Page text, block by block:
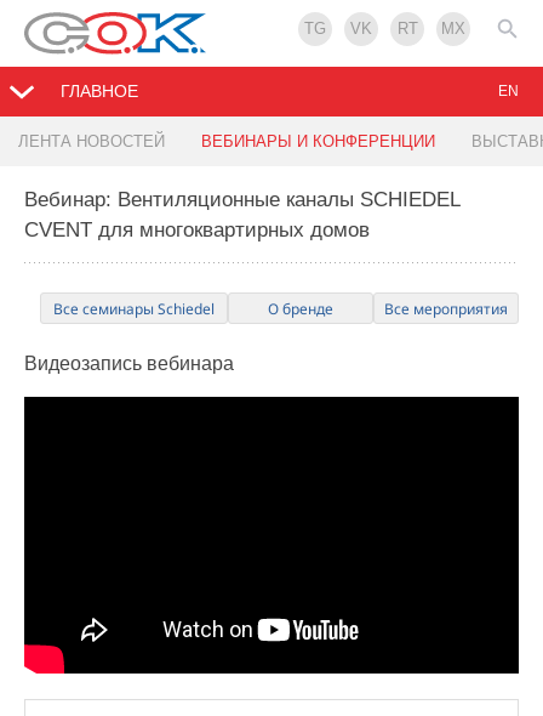
TG VK RT MX
ГЛАВНОЕ
ЛЕНТА НОВОСТЕЙ ВЕБИНАРЫ И КОНФЕРЕНЦИИ
EN
Вебинар: Вентиляционные каналы SCHIEDEL
CVENT для многоквартирных домов
Все семинары Schiedel О бренде Все мероприятия
Видеозапись вебинара